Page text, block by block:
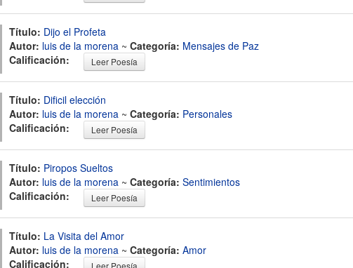
Título: Dijo el Profeta
Autor: luis de la morena ~ Categoría: Mensajes de Paz
Calificación:
Leer Poesía
Título: Dificil elección
Autor: luis de la morena ~ Categoría: Personales
Calificación:
Leer Poesía
Título: Piropos Sueltos
Autor: luis de la morena ~ Categoría: Sentimientos
Calificación:
Leer Poesía
Título: La Visita del Amor
Autor: luis de la morena ~ Categoría: Amor
Calificación:
Leer Poesía